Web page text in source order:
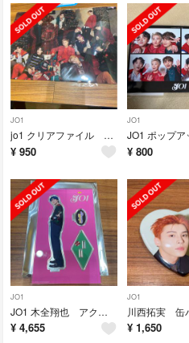
JO1
jo1 クリアファイル 集合 ポップアップ
¥ 950
JO1
¥ 800
JO1
JO1 木全翔也 アクスタ ポップアップ 109
¥ 4,655
JO1
¥ 1,650